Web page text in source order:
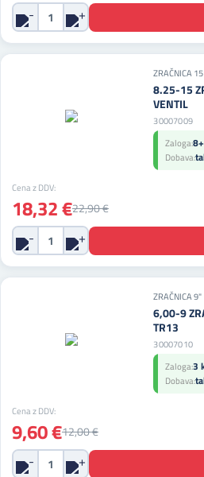
ZRAČNICA 15
8.25-15
VENTIL
30007009
Zaloga:
Dobava:
Cena z DDV:
18,32 €22,90 €
ZRAČNICA 9"
6,00-9
TR13
30007010
Zaloga:3
Dobava:
Cena z DDV:
9,60 €12,00 €